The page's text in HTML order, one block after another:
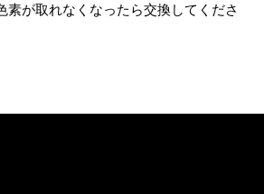
素が取れなくなったら交換してくださ